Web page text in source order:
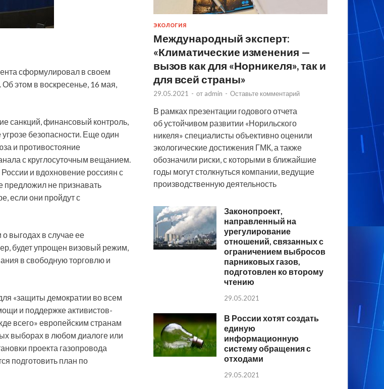
сформулировал в своем
этом в воскресенье, 16 мая,
санкций, финансовый контроль,
безопасности. Еще один
и противостояние
с круглосуточным вещанием.
и вдохновение россиян с
предложил не признавать
если они пройдут с
выгодах в случае ее
будет упрощен визовый режим,
в свободную торговлю и
«защиты демократии во всем
и поддержке активистов-
всего» европейским странам
выборах в любом диалоге или
проекта газопровода
подготовить план по
ЭКОЛОГИЯ
Международный эксперт:
«Климатические изменения —
вызов как для «Норникеля», так и
для всей страны»
29.05.2021 - от admin - Оставьте комментарий
В рамках презентации годового отчета
об устойчивом развитии «Норильского
никеля» специалисты объективно оценили
экологические достижения ГМК, а также
обозначили риски, с которыми в ближайшие
годы могут столкнуться компании, ведущие
производственную деятельность
Законопроект,
направленный на
урегулирование
отношений, связанных с
ограничением выбросов
парниковых газов,
подготовлен ко второму
чтению
29.05.2021
В России хотят создать
единую
информационную
систему обращения с
отходами
29.05.2021